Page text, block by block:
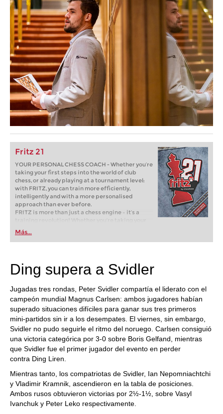
Fritz 21
YOUR PERSONAL CHESS COACH - Whether you’re
taking your first steps into the world of club
chess, or already playing at a tournament level:
with FRITZ, you can train more efficiently,
intelligently and with a more personalised
approach than ever before.
FRITZ is more than just a chess engine – it’s a
training revolution! Whether you’re taking your
first steps into the world of club chess, or already
playing at a tournament level: with FRITZ, you can
train more efficiently, intelligently and with a
Más...
Ding supera a Svidler
Jugadas tres rondas, Peter Svidler compartía el liderato con el
campeón mundial Magnus Carlsen: ambos jugadores habían
superado situaciones difíciles para ganar sus tres primeros
mini-partidos sin ir a los desempates. El viernes, sin embargo,
Svidler no pudo seguirle el ritmo del noruego. Carlsen consiguió
una victoria categórica por 3-0 sobre Boris Gelfand, mientras
que Svidler fue el primer jugador del evento en perder
contra Ding Liren.
Mientras tanto, los compatriotas de Svidler, Ian Nepomniachtchi
y Vladimir Kramnik, ascendieron en la tabla de posiciones.
Ambos rusos obtuvieron victorias por 2½-1½, sobre Vasyl
Ivanchuk y Peter Leko respectivamente.